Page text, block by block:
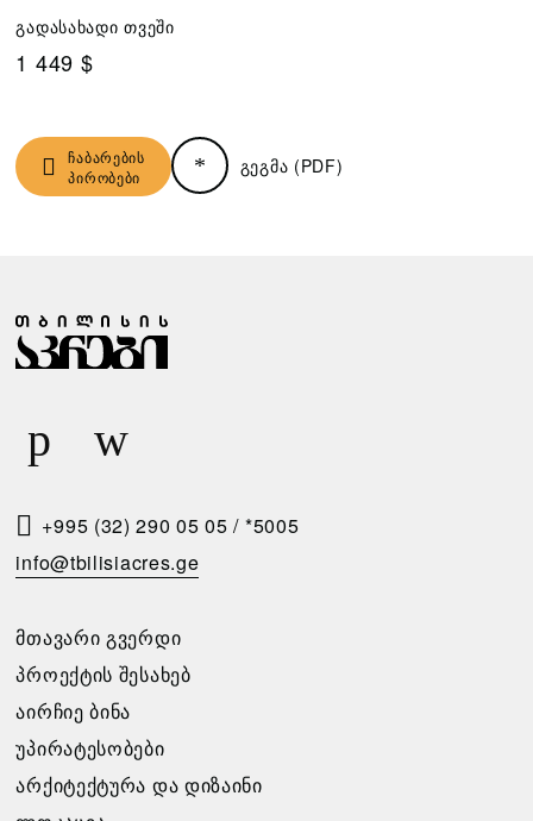
გადასახადი თვეში
1 449 $
ჩაბარების
პირობები
გეგმა (PDF)
Ჩ
Ა
Ა
Რ
Ბ
Ი
Პ
Ი
Რ
Ო
Ბ
Ზ
Ა
Ი
Ს
Ო
Თ
Ო
Ვ
Ნ
Ა
გთხოვთ
+995 (32) 290 05 05 / *5005
info@tbilisiacres.ge
ᲛᲗᲐᲕᲐᲠᲘ ᲒᲕᲔᲠᲓᲘ
ᲞᲠᲝᲔᲥᲢᲘᲡ ᲨᲔᲡᲐᲮᲔᲑ
ᲐᲘᲠᲩᲘᲔ ᲑᲘᲜᲐ
ᲣᲞᲘᲠᲐᲢᲔᲡᲝᲑᲔᲑᲘ
ᲐᲠᲥᲘᲢᲔᲥᲢᲣᲠᲐ ᲓᲐ ᲓᲘᲖᲐᲘᲜᲘ